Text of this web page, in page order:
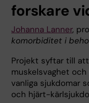
forskare
Johanna Lanner,
komorbiditet i
Projekt syftar till
muskelsvaghet
vanliga sjukdomar
och hjärt-